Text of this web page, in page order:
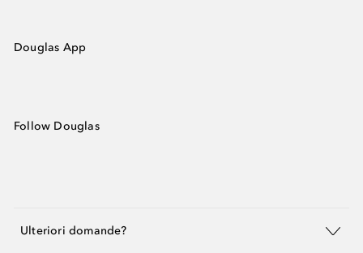
Douglas App
Follow Douglas
Ulteriori domande?